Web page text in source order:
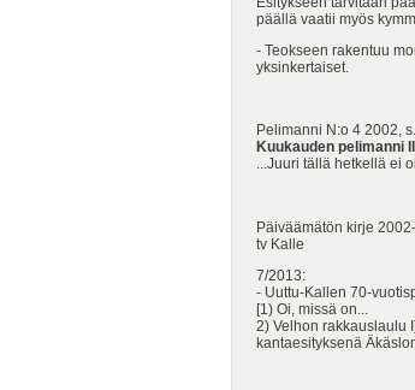
päällä vaatii myös
- Teokseen rakentuu
yksinkertaiset.
Pelimanni N:o 4 2002,
Kuukauden pelimanni
...Juuri tällä hetkellä ei
Päiväämätön kirje
tv Kalle
7/2013:
- Uuttu-Kallen 70-
[1) Oi, missä on...
2) Velhon rakkauslaulu
kantaesityksenä